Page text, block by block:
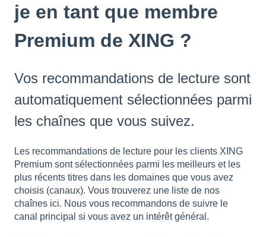
je en tant que membre
Premium de XING ?
Vos recommandations de lecture sont
automatiquement sélectionnées parmi
les chaînes que vous suivez.
Les recommandations de lecture pour les clients XING
Premium sont sélectionnées parmi les meilleurs et les
plus récents titres dans les domaines que vous avez
choisis (canaux). Vous trouverez une liste de nos
chaînes ici. Nous vous recommandons de suivre le
canal principal si vous avez un intérêt général.